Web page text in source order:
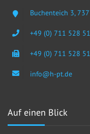
Buchenteich 3,
+49 (0) 711 528
+49 (0) 711 528
info@h-pt.de
Auf einen Blick